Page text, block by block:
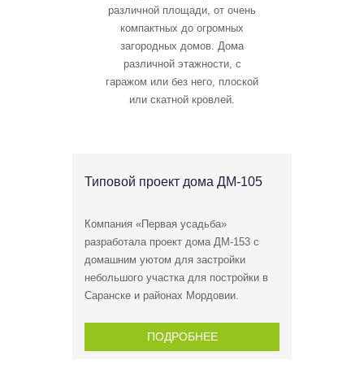
различной площади, от очень
компактных до огромных
загородных домов. Дома
различной этажности, с
гаражом или без него, плоской
или скатной кровлей.
Типовой проект дома ДМ-105
Компания «Первая усадьба»
разработала проект дома ДМ-153 с
домашним уютом для застройки
небольшого участка для постройки в
Саранске и районах Мордовии.
ПОДРОБНЕЕ